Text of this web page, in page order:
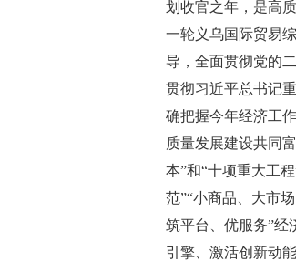
划收官之年，是高
一轮义乌国际贸易
导，全面贯彻党的
贯彻习近平总书记
确把握今年经济工
质量发展建设共同
本”和“十项重大工
范”“小商品、大市
筑平台、优服务”经
引擎、激活创新动